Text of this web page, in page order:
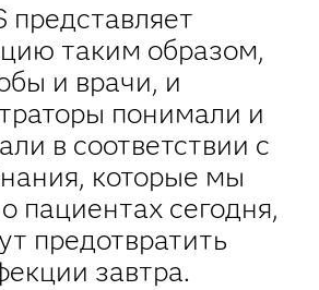
представляет
таким образом,
и врачи, и
понимали и
в соответствии с
которые мы
пациентах сегодня,
предотвратить
завтра.